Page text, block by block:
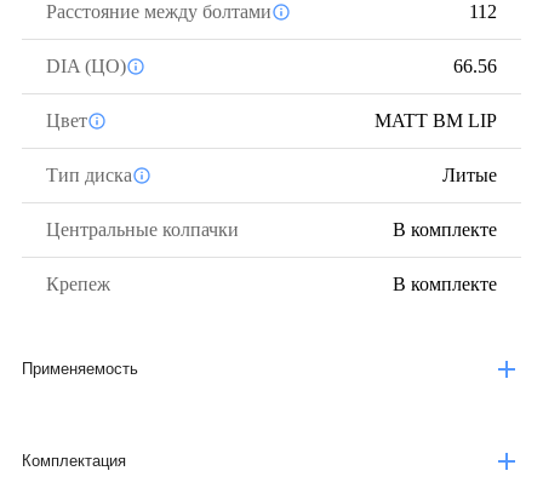
Расстояние между болтами 112
DIA (ЦО) 66.56
Цвет MATT BM LIP
Тип диска Литые
Центральные колпачки В комплекте
Крепеж В комплекте
Применяемость
Комплектация